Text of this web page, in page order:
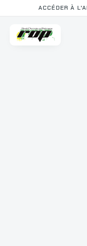
ACCÉDER À